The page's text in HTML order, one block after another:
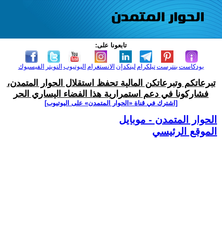
تابعونا على:
الفيسبوك التويتر اليوتيوب الانستغرام لينكدإن تيلكرامبنترست بودكاست
تبرعاتكم وتبرعاتكن المالية تحفظ استقلال الحوار المتمدن،
فشاركونا في دعم استمرارية هذا الفضاء اليساري الحر
[اشترك في قناة ‫«الحوار المتمدن» على اليوتيوب]
الحوار المتمدن - موبايل
الموقع الرئيسي